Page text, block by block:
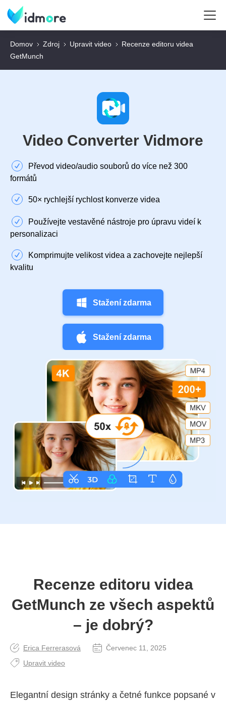
Domov Zdroj Upravit video
Recenze editoru videa
GetMunch
Video Converter Vidmore
Převod video/audio souborů do více než 300
formátů
50× rychlejší rychlost konverze videa
Používejte vestavěné nástroje pro úpravu videí k
personalizaci
Komprimujte velikost videa a zachovejte nejlepší
kvalitu
Stažení zdarma
Stažení zdarma
Recenze editoru videa
GetMunch ze všech aspektů
– je dobrý?
Erica Ferrerasová
Červenec 11, 2025
Upravit video
Elegantní design stránky a četné funkce popsané v